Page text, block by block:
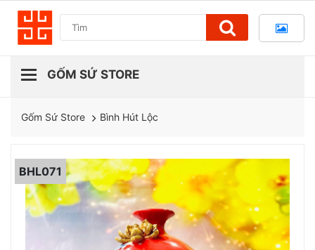
Gốm Sứ Store Bình Hút Lộc
BHL071